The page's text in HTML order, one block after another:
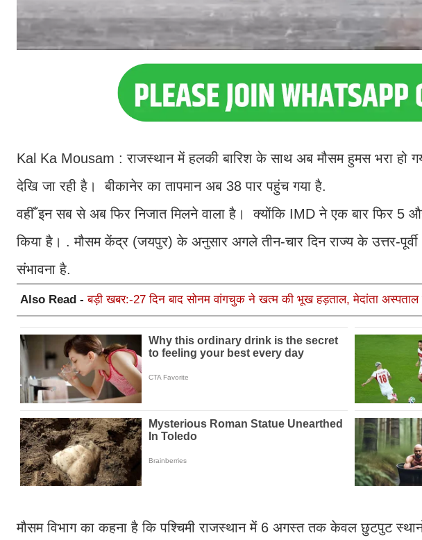
Kal Ka Mousam : राजस्थान में हलकी बारिश के साथ अब मौसम हुमस भरा हो
देखि जा रही है। बीकानेर का तापमान अब 38 पार पहुंच गया है.
वहीँ इन सब से अब फिर निजात मिलने वाला है। क्योंकि IMD ने एक बार फिर 5
किया है। . मौसम केंद्र (जयपुर) के अनुसार अगले तीन-चार दिन राज्य के उत्तर-
संभावना है.
Also Read -बड़ी खबर:-27 दिन बाद सोनम वांगचुक ने खत्म की भूख हड़ताल, मेदांता
मौसम विभाग का कहना है कि पश्चिमी राजस्थान में 6 अगस्त तक केवल छुटपुट